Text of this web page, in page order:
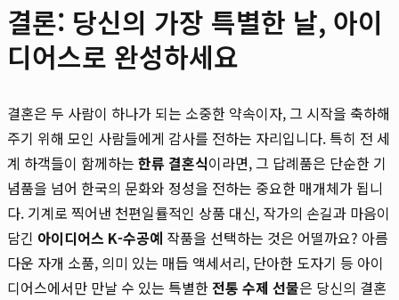
결론: 당신의 가장 특별한 날, 아이
디어스로 완성하세요
결혼은 두 사람이 하나가 되는 소중한 약속이자, 그 시작을 축하해
주기 위해 모인 사람들에게 감사를 전하는 자리입니다. 특히 전 세
계 하객들이 함께하는 한류 결혼식이라면, 그 답례품은 단순한 기
념품을 넘어 한국의 문화와 정성을 전하는 중요한 매개체가 됩니
다. 기계로 찍어낸 천편일률적인 상품 대신, 작가의 손길과 마음이
담긴 아이디어스 K-수공예 작품을 선택하는 것은 어떨까요? 아름
다운 자개 소품, 의미 있는 매듭 액세서리, 단아한 도자기 등 아이
디어스에서만 만날 수 있는 특별한전통 수제 선물은 당신의 결혼